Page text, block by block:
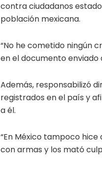
contra ciudadanos
población mexicana.
“No he cometido ningún
en el documento
Además, responsabilizó
registrados en el país y
a él.
“En México tampoco
con armas y los mató